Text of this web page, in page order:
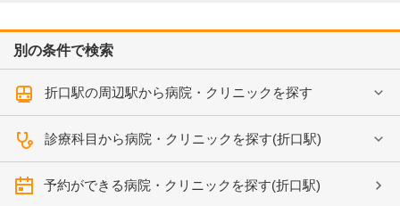
別の条件で検索
折口駅の周辺駅から病院・クリニックを探す
診療科目から病院・クリニックを探す(折口駅)
予約ができる病院・クリニックを探す(折口駅)